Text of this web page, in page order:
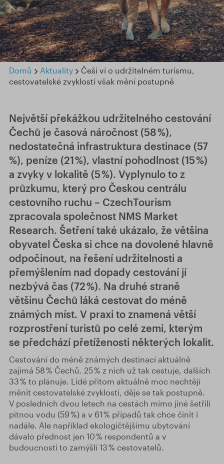
Domů Aktuality
Češi ví o udržitelném turismu,
cestovatelské zvyklosti však mění postupně
Největší překážkou udržitelného cestování
Čechů je časová náročnost (58 %),
nedostatečná infrastruktura destinace (57
%), peníze (21 %), vlastní pohodlnost (15 %)
a zvyky v lokalitě (5 %). Vyplynulo to z
průzkumu, který pro Českou centrálu
cestovního ruchu – CzechTourism
zpracovala společnost NMS Market
Research. Šetření také ukázalo, že většina
obyvatel Česka si chce na dovolené hlavně
odpočinout, na řešení udržitelnosti a
přemýšlením nad dopady cestování jí
nezbývá čas (72 %). Na druhé straně
většinu Čechů láká cestovat do méně
známých míst. V praxi to znamená větší
rozprostření turistů po celé zemi, kterým
se předchází přetíženosti některých lokalit.
Cestování do méně známých destinací aktuálně
zajímá 58 % Čechů. 25 % z nich už tak cestuje, dalších
33 % to plánuje. Lidé přitom aktuálně moc nechtějí
měnit cestovatelské zvyklosti, děje se tak postupně.
V posledních dvou letech na cestách mimo jiné šetřili
pitnou vodu (59 %) a v 61 % případů tak chce činit i
nadále. Ale například ekologičtějšímu ubytování
dávalo přednost jen 10 % respondentů a v
budoucnosti to zamýšlí 13 % cestovatelů.